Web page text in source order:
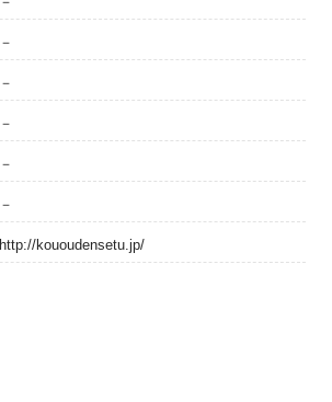
－
－
－
－
－
http://kououdensetu.jp/